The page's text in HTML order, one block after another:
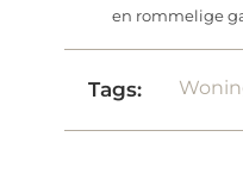
en rommelige
Tags: